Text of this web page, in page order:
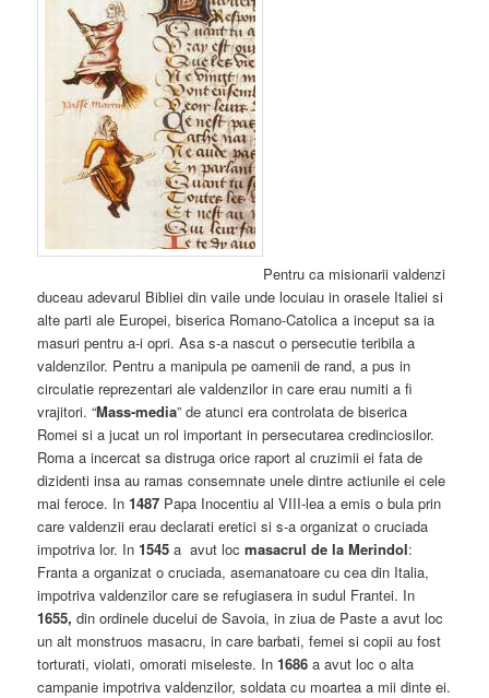
Pentru ca misionarii valdenzi
duceau adevarul Bibliei din vaile unde locuiau in orasele Italiei si
alte parti ale Europei, biserica Romano-Catolica a inceput sa ia
masuri pentru a-i opri. Asa s-a nascut o persecutie teribila a
valdenzilor. Pentru a manipula pe oamenii de rand, a pus in
circulatie reprezentari ale valdenzilor in care erau numiti a fi
vrajitori. “Mass-media” de atunci era controlata de biserica
Romei si a jucat un rol important in persecutarea credinciosilor.
Roma a incercat sa distruga orice raport al cruzimii ei fata de
dizidenti insa au ramas consemnate unele dintre actiunile ei cele
mai feroce. In1487 Papa Inocentiu al VIII-lea a emis o bula prin
care valdenzii erau declarati eretici si s-a organizat o cruciada
impotriva lor. In1545 a avut locmasacrul de la Merindol:
Franta a organizat o cruciada, asemanatoare cu cea din Italia,
impotriva valdenzilor care se refugiasera in sudul Frantei. In
1655, din ordinele ducelui de Savoia, in ziua de Paste a avut loc
un alt monstruos masacru, in care barbati, femei si copii au fost
torturati, violati, omorati miseleste. In1686 a avut loc o alta
campanie impotriva valdenzilor, soldata cu moartea a mii dinte ei.